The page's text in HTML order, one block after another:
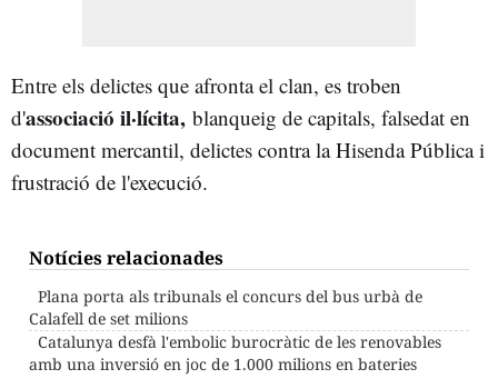
Entre els delictes que afronta el clan, es troben
d'associació il·lícita, blanqueig de capitals, falsedat en
document mercantil, delictes contra la Hisenda Pública i
frustració de l'execució.
Notícies relacionades
Plana porta als tribunals el concurs del bus urbà de
Calafell de set milions
Catalunya desfà l'embolic burocràtic de les renovables
amb una inversió en joc de 1.000 milions en bateries